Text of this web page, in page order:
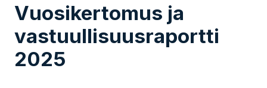
Vuosikertomus ja
vastuullisuusraportti
2025